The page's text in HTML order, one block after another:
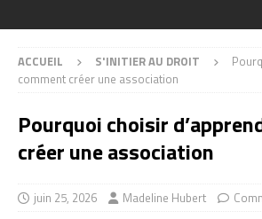
ACCUEIL S'INITIER AU DROIT
comment créer une association
Pourquoi choisir
créer une association
juin 25, 2026 Madeline Hubert